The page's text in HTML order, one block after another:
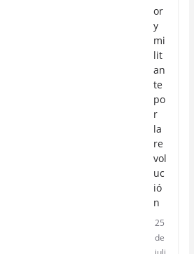
or
y
mi
lit
an
te
po
r
la
re
vol
uc
ió
n
25
de